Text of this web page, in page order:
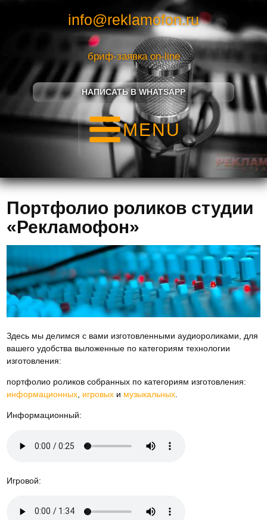
info@reklamofon.ru
бриф-заявка on-line
НАПИСАТЬ В WHATSAPP
MENU
Портфолио роликов студии
«Рекламофон»
Здесь мы делимся с вами изготовленными аудиороликами, для
вашего удобства выложенные по категориям технологии
изготовления:
портфолио роликов собранных по категориям изготовления:
информационных игровых и музыкальных
Информационный:
Игровой: